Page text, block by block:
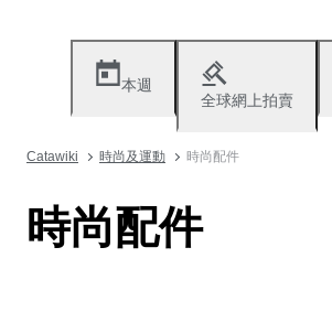
本週
全球網上拍賣
Catawiki 時尚及運動 時尚配件
時尚配件